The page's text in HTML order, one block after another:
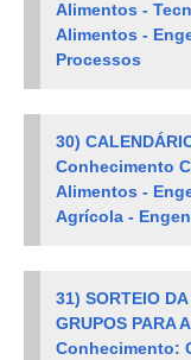
Alimentos -
Alimentos -
Processos
30)
Conhecimento
Alimentos -
Agrícola -
31) SORTEIO
GRUPOS PARA
Conhecimento: